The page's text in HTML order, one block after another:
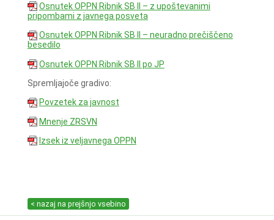
Osnutek OPPN Ribnik SB II – z upoštevanimi
pripombami z javnega posveta
Osnutek OPPN Ribnik SB II – neuradno prečiščeno
besedilo
Osnutek OPPN Ribnik SB II po JP
Spremljajoče gradivo:
Povzetek za javnost
Mnenje ZRSVN
Izsek iz veljavnega OPPN
< nazaj na prejšnjo vsebino